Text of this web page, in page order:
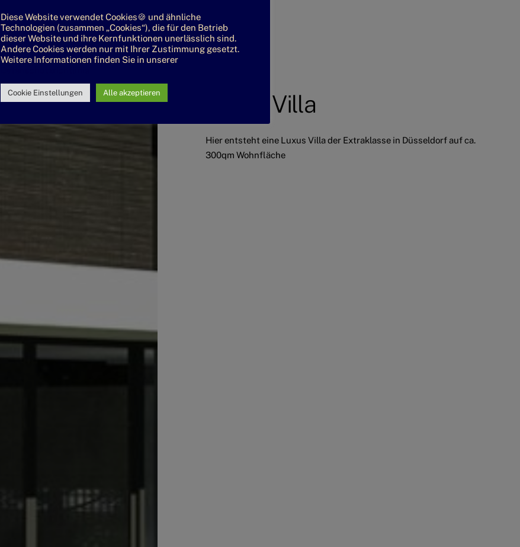
Luxus Villa
Hier entsteht eine Luxus Villa der Extraklasse in Düsseldorf auf ca.
300qm Wohnfläche
Diese Website verwendet Cookies🍪 und ähnliche
Technologien (zusammen „Cookies“), die für den Betrieb
dieser Website und ihre Kernfunktionen unerlässlich sind.
Andere Cookies werden nur mit Ihrer Zustimmung gesetzt.
Weitere Informationen finden Sie in unserer
Cookie Einstellungen Alle akzeptieren